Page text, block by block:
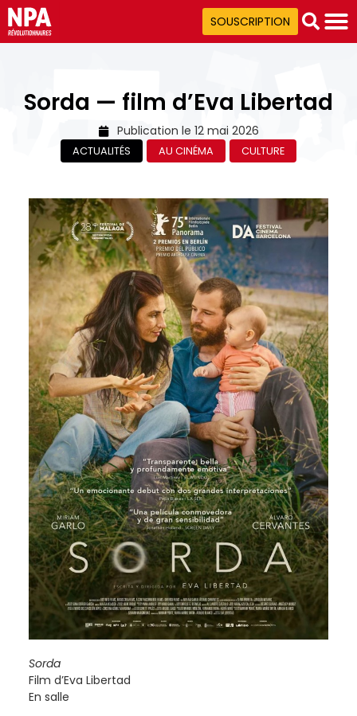
SOUSCRIPTION
Sorda — film d’Eva Libertad
Publication le 12 mai 2026
ACTUALITÉS AU CINÉMA CULTURE
Sorda
Film d’Eva Libertad
En salle